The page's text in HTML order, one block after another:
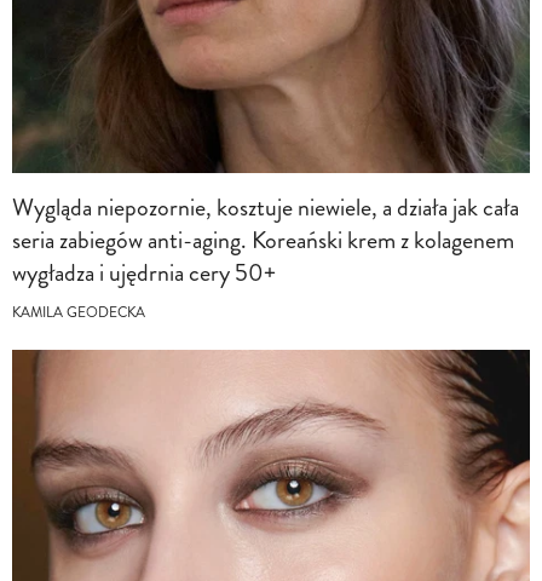
Wygląda niepozornie, kosztuje niewiele, a działa jak cała
seria zabiegów anti-aging. Koreański krem z kolagenem
wygładza i ujędrnia cery 50+
KAMILA GEODECKA